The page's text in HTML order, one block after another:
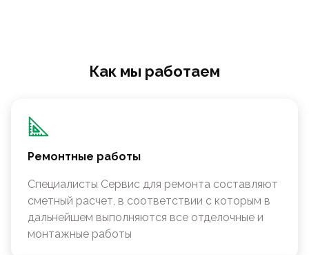
Как мы работаем
Ремонтные работы
Специалисты Сервис для ремонта составляют
сметный расчет, в соответствии с которым в
дальнейшем выполняются все отделочные и
монтажные работы